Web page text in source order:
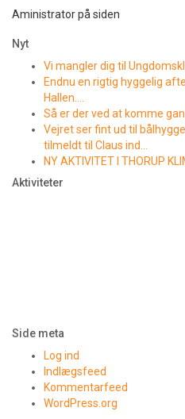
Aministrator på siden
Nyt
Vi mangler dig til
Endnu en rigtig hyggelig
Hallen….
Så er der ved at komme
Vejret ser fint ud til
tilmeldt til Claus ind…
NY AKTIVITET I THORUP
Aktiviteter
Side meta
Log ind
Indlægsfeed
Kommentarfeed
WordPress.org